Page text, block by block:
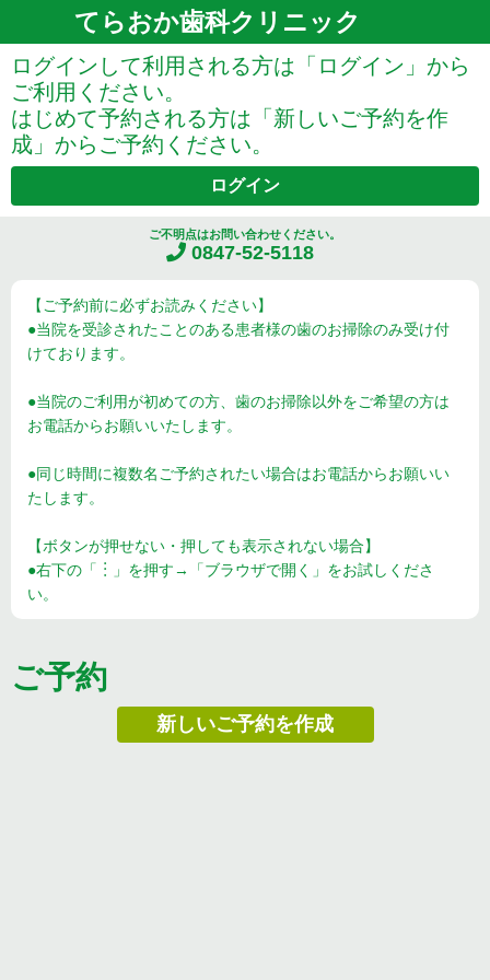
てらおか歯科クリニック
ご不明点はお問い合わせください。
0847-52-5118
ログインして利用される方は「ログイン」から
ご利用ください。
はじめて予約される方は「新しいご予約を作
成」からご予約ください。
ログイン
【ご予約前に必ずお読みください】
●当院を受診されたことのある患者様の歯のお掃除のみ受け付
けております。
●当院のご利用が初めての方、歯のお掃除以外をご希望の方は
お電話からお願いいたします。
●同じ時間に複数名ご予約されたい場合はお電話からお願いい
たします。
【ボタンが押せない・押しても表示されない場合】
●右下の「︙」を押す→「ブラウザで開く」をお試しくださ
い。
ご予約